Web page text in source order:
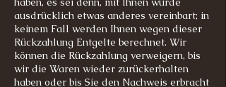
ausdrücklich etwas anderes vereinbart; in
keinem Fall werden Ihnen wegen dieser
Rückzahlung Entgelte berechnet. Wir
können die Rückzahlung verweigern, bis
wir die Waren wieder zurückerhalten
haben oder bis Sie den Nachweis erbracht